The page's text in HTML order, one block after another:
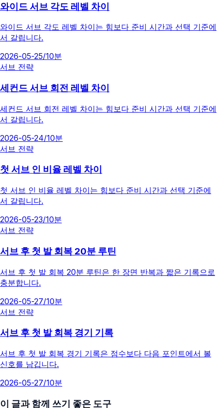
와이드 서브 각도 레벨 차이
와이드 서브 각도 레벨 차이는 힘보다 준비 시간과 선택 기준에
서 갈립니다.
2026-05-25/10분
서브 전략
세컨드 서브 회전 레벨 차이
세컨드 서브 회전 레벨 차이는 힘보다 준비 시간과 선택 기준에
서 갈립니다.
2026-05-24/10분
서브 전략
첫 서브 인 비율 레벨 차이
첫 서브 인 비율 레벨 차이는 힘보다 준비 시간과 선택 기준에
서 갈립니다.
2026-05-23/10분
서브 전략
서브 후 첫 발 회복 20분 루틴
서브 후 첫 발 회복 20분 루틴은 한 장면 반복과 짧은 기록으로
충분합니다.
2026-05-27/10분
서브 전략
서브 후 첫 발 회복 경기 기록
서브 후 첫 발 회복 경기 기록은 점수보다 다음 포인트에서 볼
신호를 남깁니다.
2026-05-27/10분
이 글과 함께 쓰기 좋은 도구